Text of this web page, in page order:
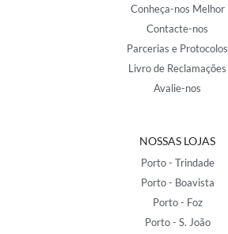
Conheça-nos Melhor
Contacte-nos
Parcerias e Protocolos
Livro de Reclamações
Avalie-nos
NOSSAS LOJAS
Porto - Trindade
Porto - Boavista
Porto - Foz
Porto - S. João